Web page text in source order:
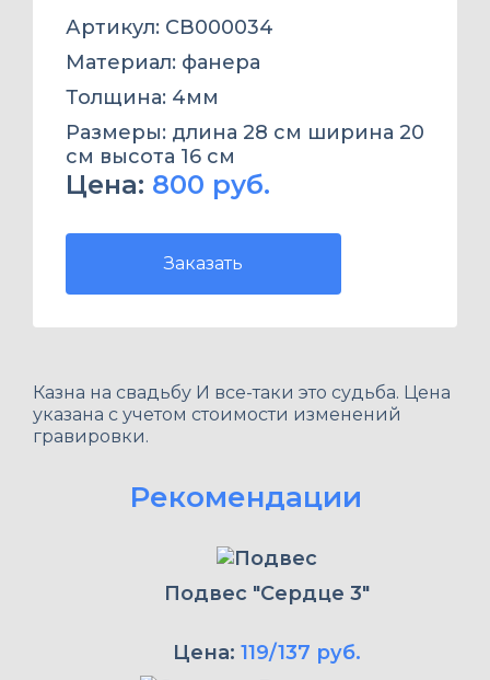
Артикул: СВ000034
Материал: фанера
Толщина: 4мм
Размеры: длина 28 см ширина 20
см высота 16 см
Цена: 800 руб.
Заказать
Казна на свадьбу И все-таки это судьба. Цена
указана с учетом стоимости изменений
гравировки.
Рекомендации
Подвес "Сердце 3"
Цена: 119/137 руб.